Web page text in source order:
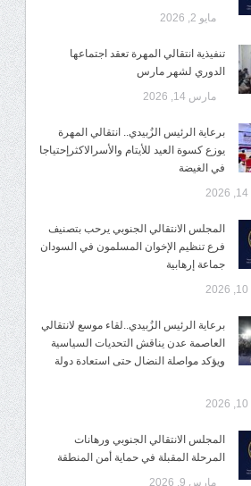
مايو 2, 2026
تنفيذية انتقالي المهرة تعقد اجتماعها
الدوري لشهر مارس
مارس 14, 2026
برعاية الرئيس الزُبيدي.. انتقالي المهرة
يوزع كسوة العيد للأيتام والأسرالاكثرإحتياجا
في الغيضة
المجلس الانتقالي الجنوبي يرحب بتصنيف
فرع تنظيم الإخوان المسلمون في السودان
جماعة إرهابية
برعاية الرئيس الزُبيدي..لقاء موسع لانتقالي
العاصمة عدن يناقش التحديات السياسية
ويؤكد مواصلة النضال حتى استعادة دولة
المجلس الانتقالي الجنوبي ورهانات
المرحلة المقبلة في حماية أمن المنطقة
مارس 9, 2026